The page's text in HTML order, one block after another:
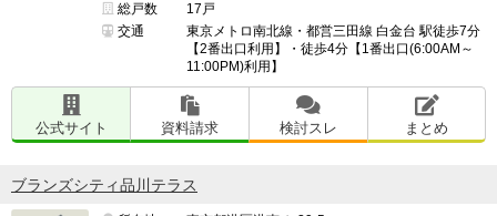
総戸数
17戸
交通
東京メトロ南北線・都営三田線 白金台 駅徒歩7分
【2番出口利用】・徒歩4分【1番出口(6:00AM～
11:00PM)利用】
公式サイト 資料請求 検討スレ まとめ
ブランズシティ品川テラス